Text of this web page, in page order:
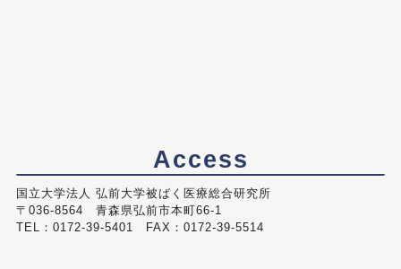
Access
国立大学法人 弘前大学被ばく医療総合研究所
〒036-8564 青森県弘前市本町66-1
TEL：0172-39-5401 FAX：0172-39-5514